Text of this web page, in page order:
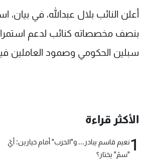
أعلن النائب بلال عبدالله، في بيان،
بنصف مخصصاته كنائب لدعم
سبلين الحكومي وصمود العاملين
الأكثر قراءة
1نعيم قاسم يبادر... و"الحزب" أمام خيارين: أيّ
"سمّ" يختار؟
شاهد البرامج
عن MTV
وظائف